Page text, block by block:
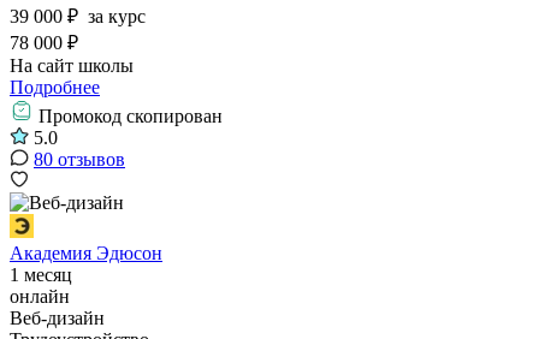
39 000 ₽ за курс
78 000 ₽
На сайт школы
Подробнее
Промокод скопирован
5.0
80 отзывов
Академия Эдюсон
1 месяц
онлайн
Веб-дизайн